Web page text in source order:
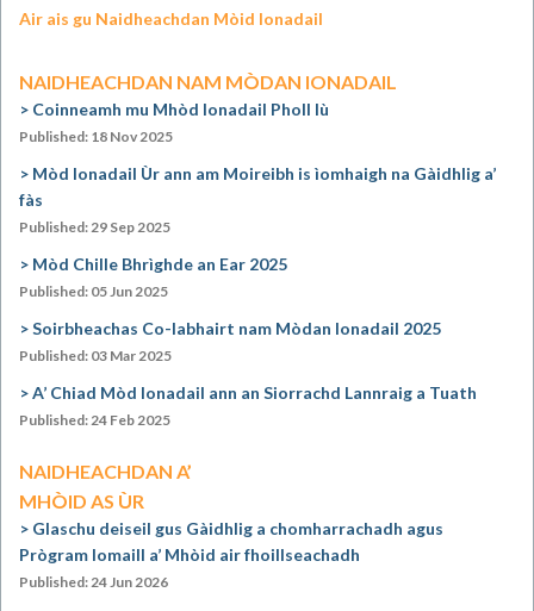
Air ais gu Naidheachdan Mòid Ionadail
NAIDHEACHDAN NAM MÒDAN IONADAIL
Coinneamh mu Mhòd Ionadail Pholl Iù
Published: 18 Nov 2025
Mòd Ionadail Ùr ann am Moireibh is ìomhaigh na Gàidhlig a’
fàs
Published: 29 Sep 2025
Mòd Chille Bhrìghde an Ear 2025
Published: 05 Jun 2025
Soirbheachas Co-labhairt nam Mòdan Ionadail 2025
Published: 03 Mar 2025
A’ Chiad Mòd Ionadail ann an Siorrachd Lannraig a Tuath
Published: 24 Feb 2025
NAIDHEACHDAN A’
MHÒID AS ÙR
Glaschu deiseil gus Gàidhlig a chomharrachadh agus
Prògram Iomaill a’ Mhòid air fhoillseachadh
Published: 24 Jun 2026